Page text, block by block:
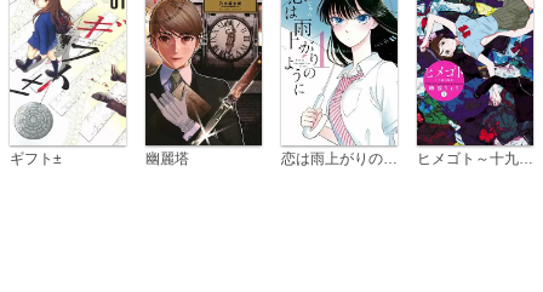
ギフト± 幽麗塔 ヒメゴト～十九歳の制服～